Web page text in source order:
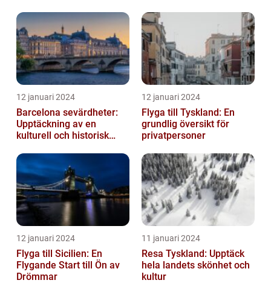
12 januari 2024
Barcelona sevärdheter:
Upptäckning av en
kulturell och historisk
12 januari 2024
Flyga till Tyskland: En
grundlig översikt för
privatpersoner
12 januari 2024
Flyga till Sicilien: En
Flygande Start till Ön av
Drömmar
11 januari 2024
Resa Tyskland: Upptäck
hela landets skönhet och
kultur